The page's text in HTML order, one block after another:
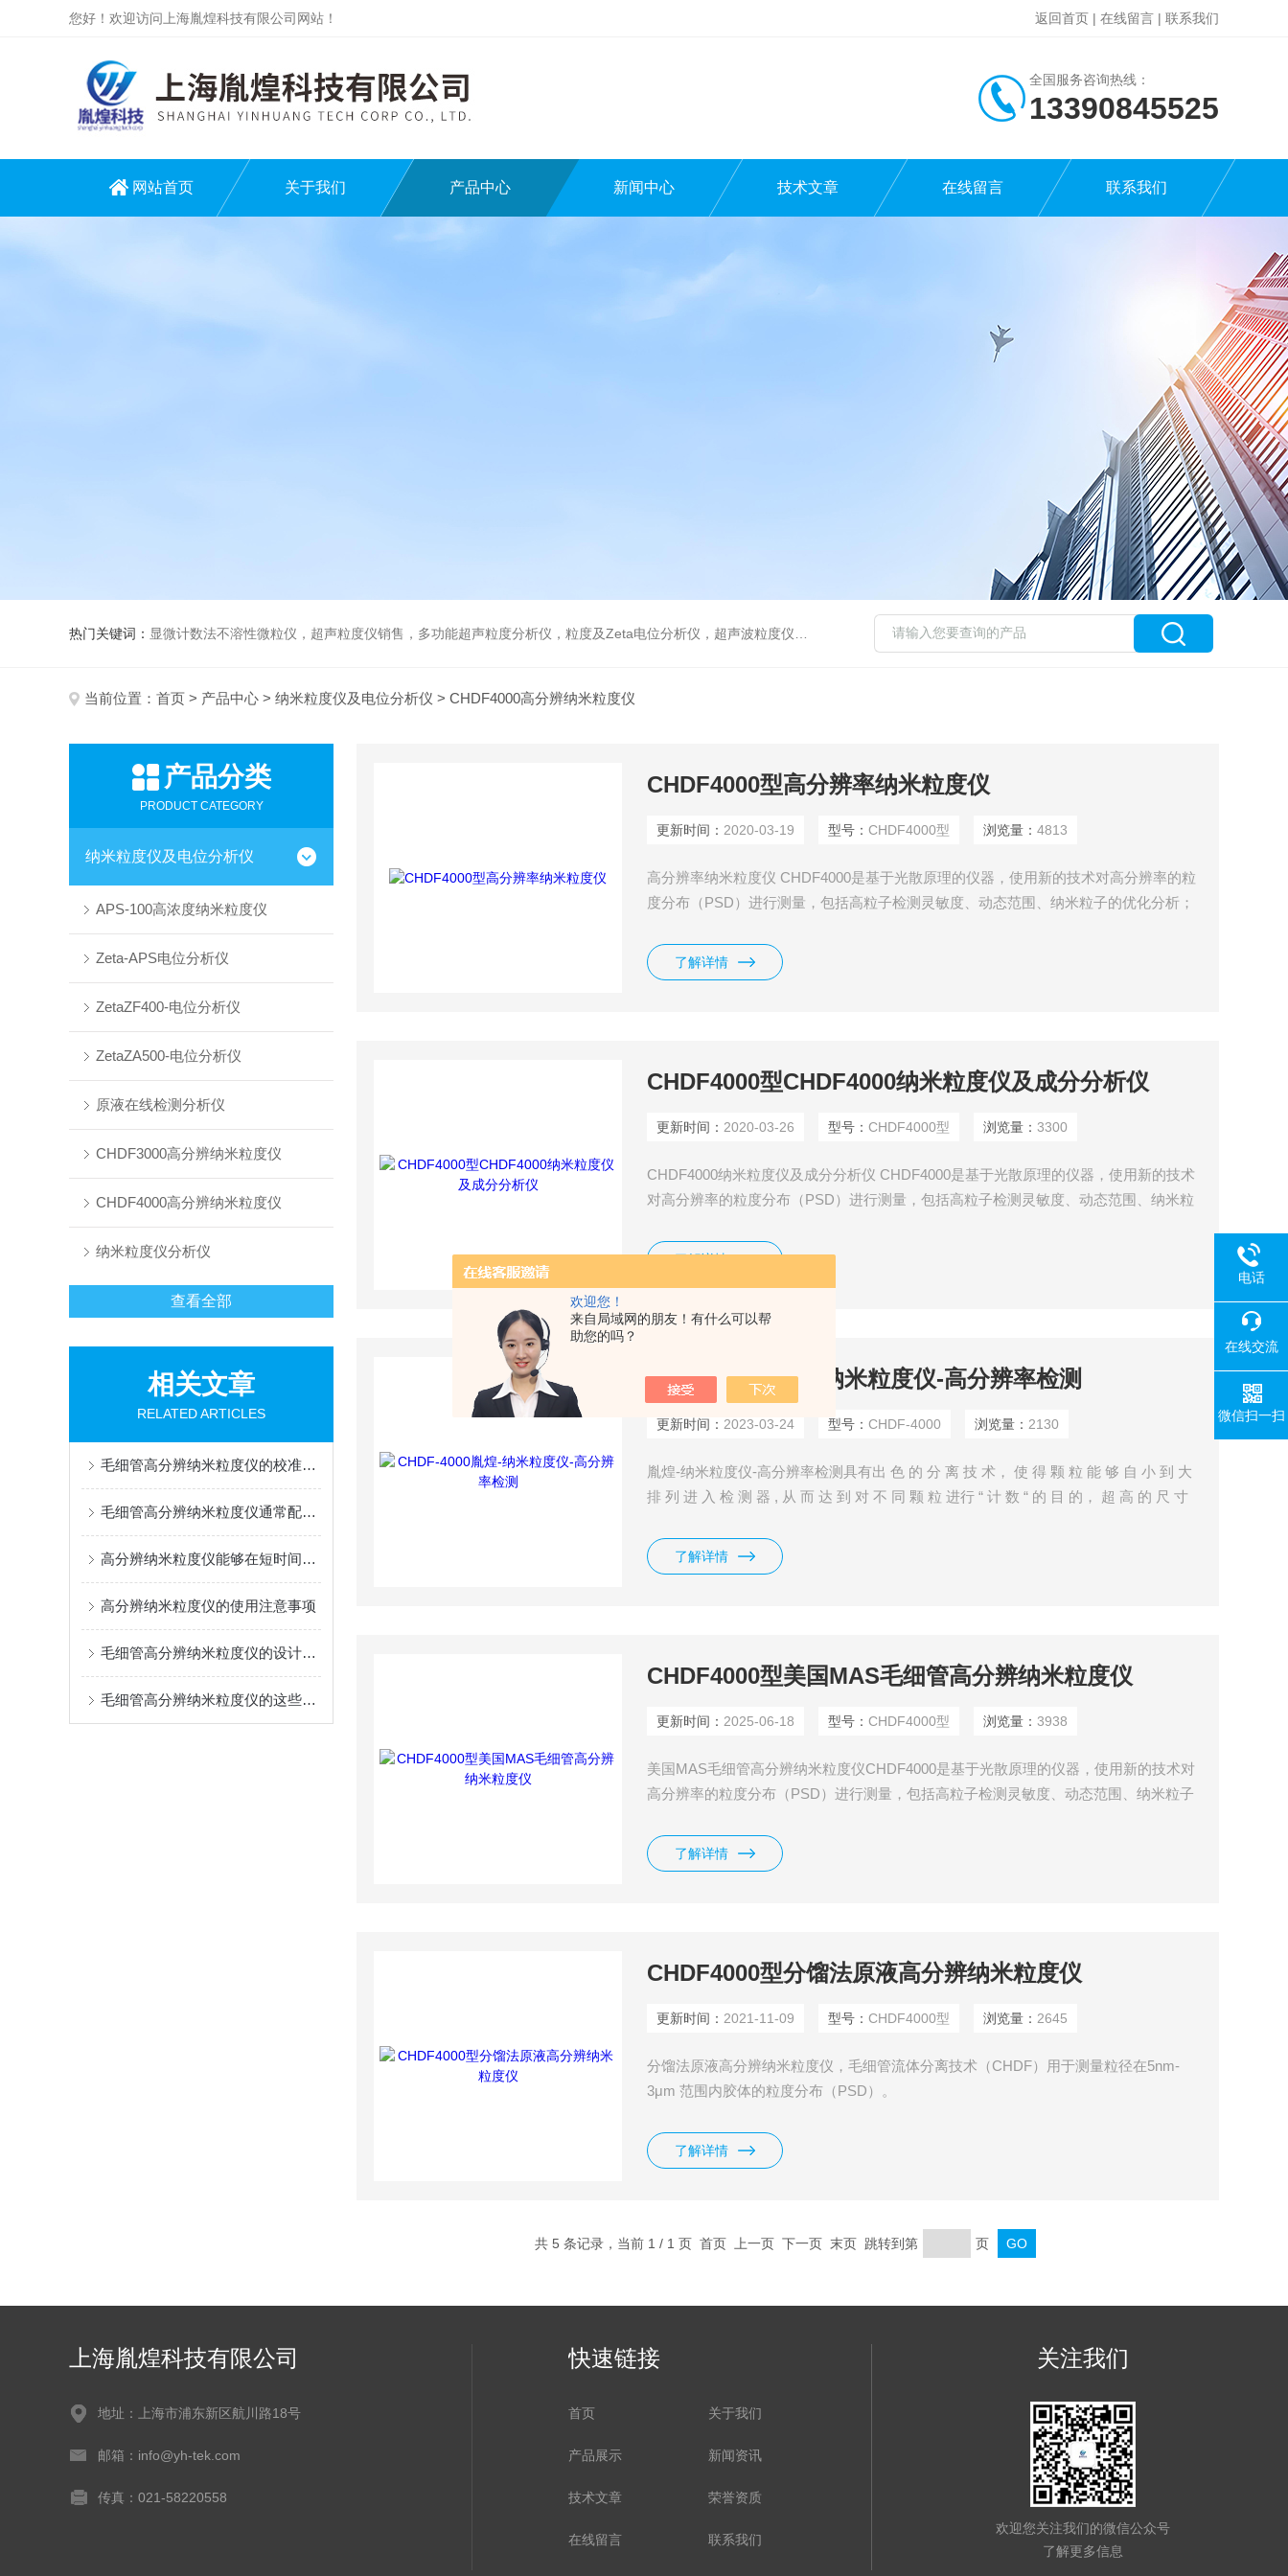
欢迎您！
来自局域网的朋友！有什么可以帮
助您的吗？
您好！欢迎访问上海胤煌科技有限公司网站！ 返回首页 | 在线留言 | 联系我们
全国服务咨询热线：
13390845525
网站首页 关于我们 产品中心 新闻中心 技术文章 在线留言 联系我们
热门关键词： 显微计数法不溶性微粒仪，超声粒度仪销售，多功能超声粒度分析仪，粒度及Zeta电位分析仪，超声波粒度仪，澄清度检查专用伞棚灯，伞棚灯，超声粒度仪超声电位分析仪
当前位置： 首页 > 产品中心 > 纳米粒度仪及电位分析仪 > CHDF4000高分辨纳米粒度仪
产品分类
PRODUCT CATEGORY
纳米粒度仪及电位分析仪
APS-100高浓度纳米粒度仪
Zeta-APS电位分析仪
ZetaZF400-电位分析仪
ZetaZA500-电位分析仪
原液在线检测分析仪
CHDF3000高分辨纳米粒度仪
CHDF4000高分辨纳米粒度仪
纳米粒度仪分析仪
查看全部
相关文章
RELATED ARTICLES
毛细管高分辨纳米粒度仪的校准方法
毛细管高分辨纳米粒度仪通常配备了智能化的软件控制系统
高分辨纳米粒度仪能够在短时间内快速完成测量
高分辨纳米粒度仪的使用注意事项
毛细管高分辨纳米粒度仪的设计原理简单而有效
毛细管高分辨纳米粒度仪的这些知识值得我们学习
CHDF4000型高分辨率纳米粒度仪
更新时间： 2020-03-19 型号：CHDF4000型 浏览量：4813
高分辨率纳米粒度仪 CHDF4000是基于光散原理的仪器，使用新的技术对高分辨率的粒
度分布（PSD）进行测量，包括高粒子检测灵敏度、动态范围、纳米粒子的优化分析；
了解详情
CHDF4000型CHDF4000纳米粒度仪及成分分析仪
更新时间： 2020-03-26 型号：CHDF4000型 浏览量：3300
CHDF4000纳米粒度仪及成分分析仪 CHDF4000是基于光散原理的仪器，使用新的技术
对高分辨率的粒度分布（PSD）进行测量，包括高粒子检测灵敏度、动态范围、纳米粒
粒子分离真正的PSD数据，关于粒子大小分布的形状不需要假设； 自动化操作，通过一
了解详情
CHDF-4000胤煌-纳米粒度仪-高分辨率检测
更新时间： 2023-03-24 型号：CHDF-4000 浏览量： 2130
胤煌-纳米粒度仪-高分辨率检测具有出 色 的 分 离 技 术， 使 得 颗 粒 能 够 自 小 到 大
排 列 进 入 检 测 器 , 从 而 达 到 对 不 同 颗 粒 进行 “ 计 数 “ 的 目 的， 超 高 的 尺 寸
了解详情
CHDF4000型美国MAS毛细管高分辨纳米粒度仪
更新时间： 2025-06-18 型号：CHDF4000型 浏览量：3938
美国MAS毛细管高分辨纳米粒度仪CHDF4000是基于光散原理的仪器，使用新的技术对
高分辨率的粒度分布（PSD）进行测量，包括高粒子检测灵敏度、动态范围、纳米粒子
过粒子分离真正的PSD数据，关于粒子大小分布的形状不需要假设；$n自动化操作，通
过一个人性化界面即可完成全部操作
了解详情
CHDF4000型分馏法原液高分辨纳米粒度仪
更新时间： 2021-11-09 型号：CHDF4000型 浏览量： 2645
分馏法原液高分辨纳米粒度仪，毛细管流体分离技术（CHDF）用于测量粒径在5nm-
3μm 范围内胶体的粒度分布（PSD）。
了解详情
共 5 条记录，当前 1 / 1 页 首页 上一页 下一页 末页 跳转到第 页
上海胤煌科技有限公司
地址：上海市浦东新区航川路18号
邮箱：info@yh-tek.com
传真：021-58220558
快速链接
首页 关于我们
产品展示 新闻资讯
技术文章 荣誉资质
在线留言 联系我们
关注我们
欢迎您关注我们的微信公众号
了解更多信息
电话
在线交流
微信扫一扫